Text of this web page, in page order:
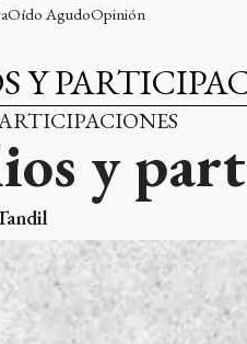
Oído AgudoOpinión
Y
y